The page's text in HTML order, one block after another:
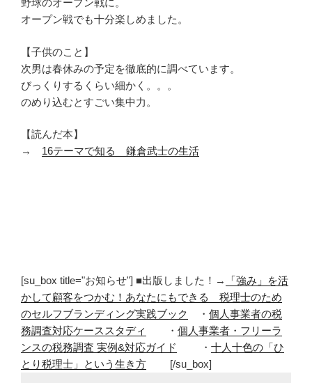
野球のオープン戦に。
オープン戦でも十分楽しめました。
【子供のこと】
次男は春休みの予定を徹底的に調べています。
びっくりするくらい細かく。。。
のめり込むとすごい集中力。
【読んだ本】
→ 16テーマで知る 鎌倉武士の生活
[su_box title="お知らせ"] ■出版しました！→
「強み」を活
かして顧客をつかむ！あなたにもできる 税理士のため
のセルフブランディング実践ブック
・ 個人事業者の税
務調査対応ケーススタディ
・ 個人事業者・フリーラ
ンスの税務調査 実例&対応ガイド
・ 十人十色の「ひ
とり税理士」という生き方 [/su_box]